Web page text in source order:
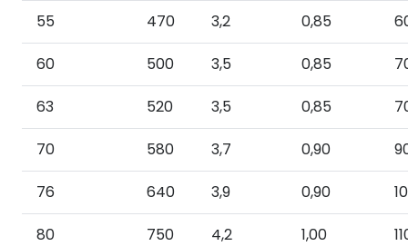
55 470 3,2 0,85
60 500 3,5 0,85
63 520 3,5 0,85
70 580 3,7 0,90
76 640 3,9 0,90
80 750 4,2 1,00